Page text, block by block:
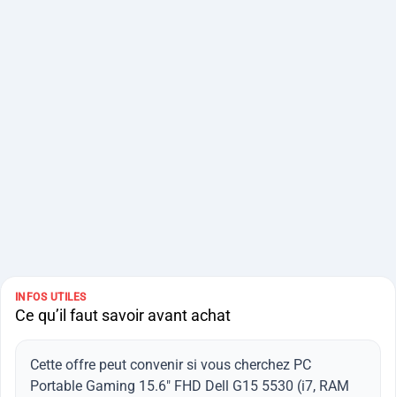
INFOS UTILES
Ce qu’il faut savoir avant achat
Cette offre peut convenir si vous cherchez PC
Portable Gaming 15.6" FHD Dell G15 5530 (i7, RAM